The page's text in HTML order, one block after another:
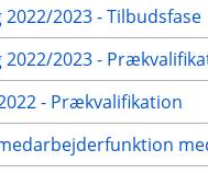
2023 - Tilbudsfase
2023 -
- Prækvalifikation